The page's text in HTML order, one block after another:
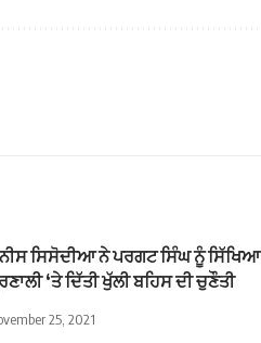
ਸਿਸੋਦੀਆ ਨੇ ਪਰਗਟ ਸਿੰਘ ਨੂੰ ਸਿੱਖਿਆ
‘ਤੇ ਦਿੱਤੀ ਖੁੱਲੀ ਬਹਿਸ ਦੀ ਚੁਣੌਤੀ
25, 2021